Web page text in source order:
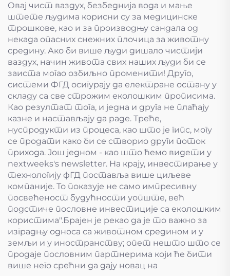
Овај чист ваздух, безбеднија вода и мање
штете људима корисни су за медицинске
трошкове, као и за производњу сандала од
некада опасних снежних плочица за животну
средину. Ако би више људи дишало чистији
ваздух, начин живота свих наших људи би се
заиста могао озбиљно променити! Друго,
системи ФГД осигурају да електране остану у
складу са све строжим еколошким прописима.
Као резултат тога, и једна и друга не плаћају
казне и настављају да раде. Треће,
нуспродукти из процеса, као што је гипс, могу
се продати како би се створио други поток
прихода. Још једном - као што ћемо видети у
nextweeks's newsletter. На крају, инвестирање у
технологију фГД поставља више циљеве
компаније. То показује не само импресивну
посвећеност будућности уопште, већ
подстиче пословне инвестиције са еколошким
користима".Брајен је рекао да је то важно за
изградњу односа са животном средином и у
земљи и у иностранству; опет нешто што се
продаје пословним партнерима који ће бити
више него срећни да дају новац на